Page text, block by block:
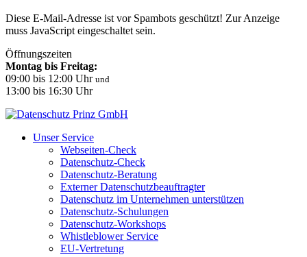
Diese E-Mail-Adresse ist vor Spambots geschützt! Zur Anzeige
muss JavaScript eingeschaltet sein.
Öffnungszeiten
Montag bis Freitag:
09:00 bis 12:00 Uhr und
13:00 bis 16:30 Uhr
Unser Service
Webseiten-Check
Datenschutz-Check
Datenschutz-Beratung
Externer Datenschutzbeauftragter
Datenschutz im Unternehmen unterstützen
Datenschutz-Schulungen
Datenschutz-Workshops
Whistleblower Service
EU-Vertretung